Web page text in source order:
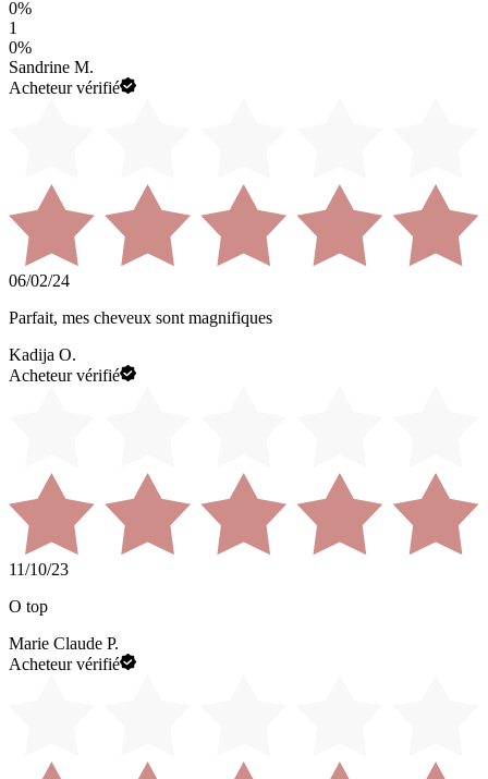
0%
1
0%
Sandrine M.
Acheteur vérifié
06/02/24
Parfait, mes cheveux sont magnifiques
Kadija O.
Acheteur vérifié
11/10/23
O top
Marie Claude P.
Acheteur vérifié